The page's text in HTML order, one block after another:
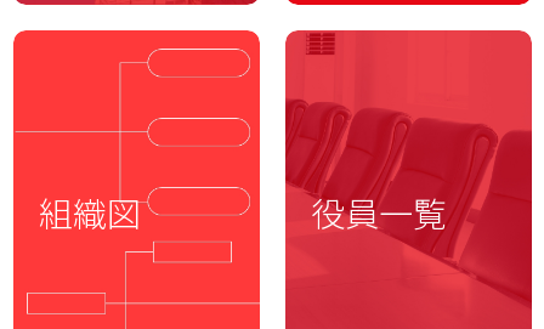
組織図 役員一覧